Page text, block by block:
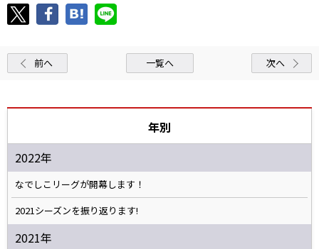
前へ 一覧へ 次へ
年別
2022年
なでしこリーグが開幕します！
2021シーズンを振り返ります!
2021年